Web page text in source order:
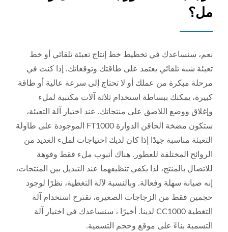
مل؟
نعم، سنساعدك في تخطيط خط إنتاج تعبئة تلقائي أو خط
تعبئة شبه تلقائي يعتمد على طاقتك وتوقعاتك. إذا كنت في
مرحلة مبكرة من عملك أو لا تحتاج إلى سرعة عالية أو طاقة
كبيرة، يمكنك ببساطة استخدام ثلاثة آلات مكتبية لملء
وإغلاق ووضع اللاصق على منتجاتك. عند اختيار آلة التعبئة،
ستكون مضخة الحاقن الدوارة FT1000 الموجودة على طاولة
التعبئة مناسبة جيدًا إذا كان لديك احتياجات لملء العديد من
الروائح المختلفة للعطور. هناك أنبوب ملء فقط وفوهة
للاتصال بالمنتج، لذا يكفي تنظيفهما عند التبديل بين المنتجات،
إنه صيانة سهلة وفعالة. وبالنسبة لآلة التغطية، نظرًا لوجود
حجمين فقط من الزجاجات الصغيرة، نقترح استخدام آلة
التغطية CC1000 لدينا. أخيرًا ، سنساعدك في اختيار آلة
التسمية بناءً على موقع وحجم التسمية.